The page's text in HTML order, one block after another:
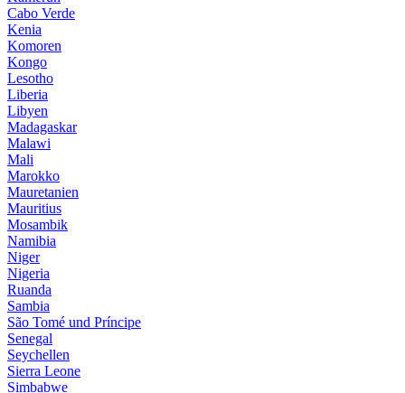
Cabo Verde
Kenia
Komoren
Kongo
Lesotho
Liberia
Libyen
Madagaskar
Malawi
Mali
Marokko
Mauretanien
Mauritius
Mosambik
Namibia
Niger
Nigeria
Ruanda
Sambia
São Tomé und Príncipe
Senegal
Seychellen
Sierra Leone
Simbabwe